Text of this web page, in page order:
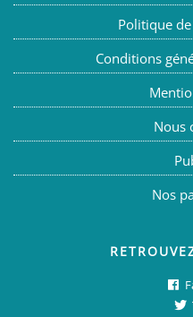
Politique
Conditions
Nous
Nos